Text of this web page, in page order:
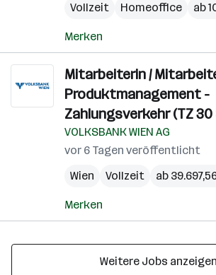
Vollzeit
Homeoffice ab
Merken
Mitarbeiterin /
Produktmanagement -
Zahlungsverkehr (TZ
VOLKSBANK WIEN AG
vor 6 Tagen veröffentlicht
Wien
Vollzeit ab
Merken
Weitere Jobs anzeigen